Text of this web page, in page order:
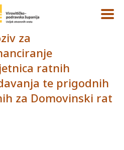
za
ratnih
te prigodnih
za Domovinski rat